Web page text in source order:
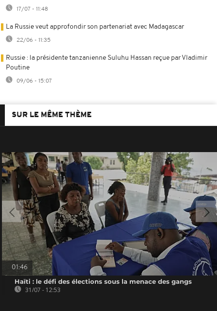
17/07 - 11:48
La Russie veut approfondir son partenariat avec Madagascar
22/06 - 11:35
Russie : la présidente tanzanienne Suluhu Hassan reçue par Vladimir
Poutine
09/06 - 15:07
SUR LE MÊME THÈME
01:46
Haïti : le défi des élections sous la menace des gangs
31/07 - 12:53